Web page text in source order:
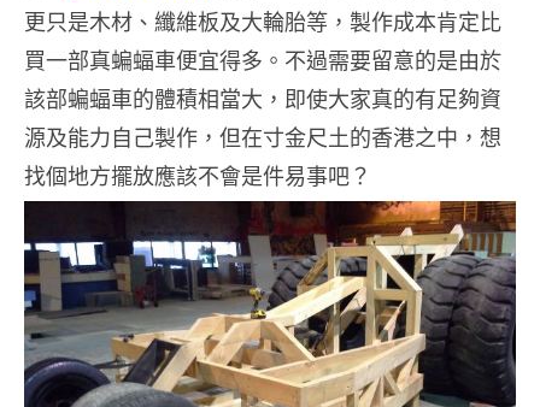
更只是木材、纖維板及大輪胎等，製作成本肯定比
買一部真蝙蝠車便宜得多。不過需要留意的是由於
該部蝙蝠車的體積相當大，即使大家真的有足夠資
源及能力自己製作，但在寸金尺土的香港之中，想
找個地方擺放應該不會是件易事吧？